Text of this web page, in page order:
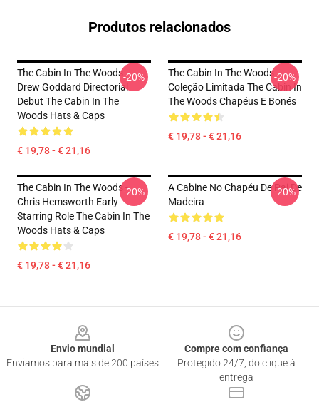
Produtos relacionados
The Cabin In The Woods -
Drew Goddard Directorial
Debut The Cabin In The
Woods Hats & Caps
€ 19,78 - € 21,16
-20%
The Cabin In The Woods
Coleção Limitada The Cabin In
The Woods Chapéus E Bonés
€ 19,78 - € 21,16
-20%
The Cabin In The Woods -
Chris Hemsworth Early
Starring Role The Cabin In The
Woods Hats & Caps
€ 19,78 - € 21,16
-20%
A Cabine No Chapéu De Pai De
Madeira
€ 19,78 - € 21,16
-20%
Envio mundial
Enviamos para mais de 200 países
Compre com confiança
Protegido 24/7, do clique à
entrega